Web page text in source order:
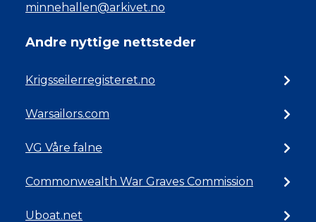
minnehallen@arkivet.no
Andre nyttige nettsteder
Krigsseilerregisteret.no
Warsailors.com
VG Våre falne
Commonwealth War Graves Commission
Uboat.net